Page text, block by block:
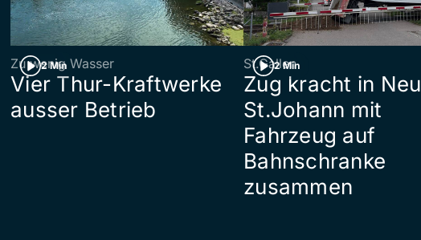
2 Min
Zu wenig Wasser
Vier Thur-Kraftwerke
ausser Betrieb
2 Min
St.Gallen
Zug kracht in Neu
St.Johann mit
Fahrzeug auf
Bahnschranke
zusammen